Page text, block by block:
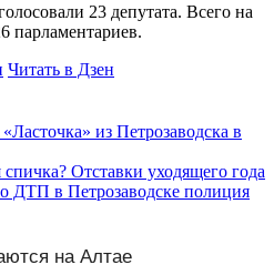
23 депутата. Всего на
парламентариев.
Читать в Дзен
из Петрозаводска в
Отставки уходящего года
ДТП в Петрозаводске полиция
на Алтае